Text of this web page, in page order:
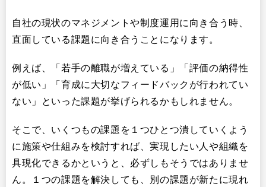
自社の現状のマネジメントや制度運用に向き合う時、
直面している課題に向き合うことになります。
例えば、「若手の離職が増えている」「評価の納得性
が低い」「育成に大切なフィードバックが行われてい
ない」といった課題が挙げられるかもしれません。
そこで、いくつもの課題を１つひとつ潰していくよう
に施策や仕組みを検討すれば、実現したい人や組織を
具現化できるかというと、必ずしもそうではありませ
ん。１つの課題を解決しても、別の課題が新たに現れ